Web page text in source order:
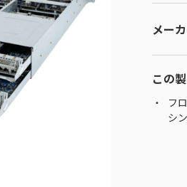
メー
この
フ
シ